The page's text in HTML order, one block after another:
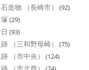
造物 （長崎市） (92)
(29)
(93)
（三和野母崎） (75)
（市中央） (124)